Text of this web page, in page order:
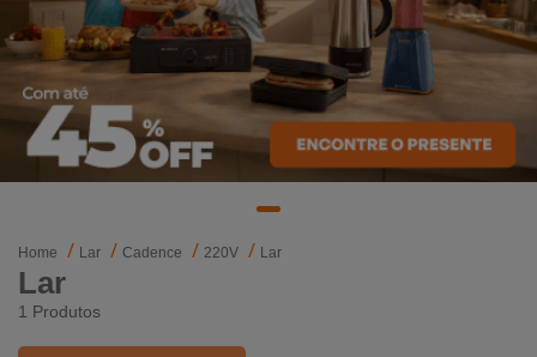
Home Lar Cadence 220V Lar
Lar
1 Produtos
Cafeteiras
Fritadeiras
Mixers
Coifas